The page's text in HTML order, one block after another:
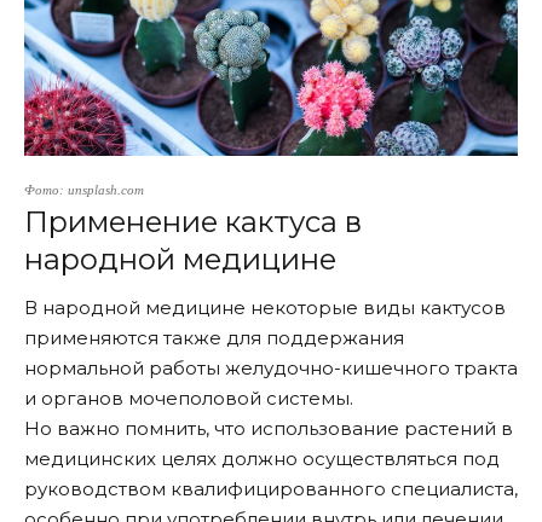
Фото: unsplash.com
Применение кактуса в
народной медицине
В народной медицине некоторые виды кактусов
применяются также для поддержания
нормальной работы желудочно-кишечного тракта
и органов мочеполовой системы.
Но важно помнить, что использование растений в
медицинских целях должно осуществляться под
руководством квалифицированного специалиста,